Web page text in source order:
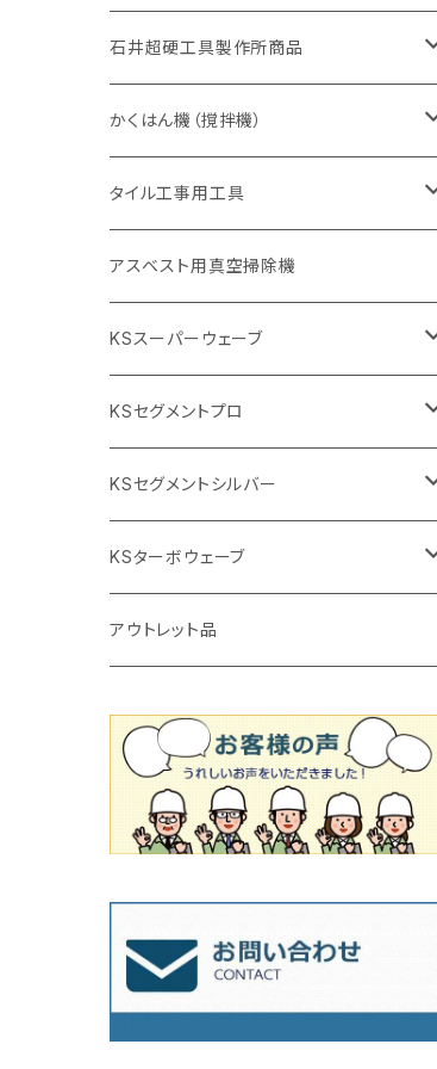
セグメント（特殊凸凹加工チップ
一般道路カッター用
埋設鋳鉄管工事対応タイプ
セグメントタイプ
セグメント（特殊凸凹加工チップ
アスファルト切断用
一般道路カッター用
一般道路カッター用
355mm（14インチ）
305mm（12インチ）
355mm（14インチ）
非金属用
305mm（12インチ）
355mm（14インチ）
石井超硬工具製作所商品
押し切り（タイル切断機）
本体
替え刃
電動切断機
本体
ダイヤモンドホイール
ブリック＆ブロック用切断機
穴あけ用工具
タイルニッパー
プロ用鏝（こて）
吸着盤
その他
タイル針
かくはん機（撹拌機）
本体
低速回転
高速回転
付属品
撹拌羽根
撹拌軸
タイル工事用工具
手動工具
押し切り（手動切断機
押し切り替え刃（手動切断機替え刃
タイル針
その他
電動工具
電動切断機
タイルパッチ（ビブラート
アスベスト用真空掃除機
KSスーパーウェーブ
105mm（4インチ）
125ｍｍ（5インチ）
KSセグメントプロ
105mm（4インチ）
通常品
ビス穴付き
125mm（5インチ）
通常品
オフセットタイプ（ハットタイプ
150ｍｍ（6インチ）
205ｍｍ（8インチ）
230mm（9インチ）
KSセグメントシルバー
105mm（4インチ）
125mm（5インチ）
180mm（7インチ）
205mm（8インチ）
KSターボウェーブ
105mm（4インチ）
150ｍｍ（6インチ）
180ｍｍ（7インチ）
230ｍｍ（9インチ）
アウトレット品